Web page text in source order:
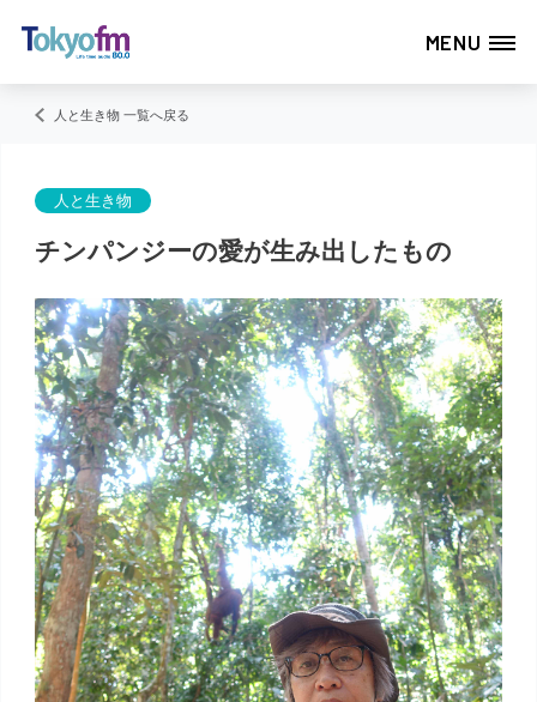
MENU
人と生き物 一覧へ戻る
人と生き物
チンパンジーの愛が生み出したもの